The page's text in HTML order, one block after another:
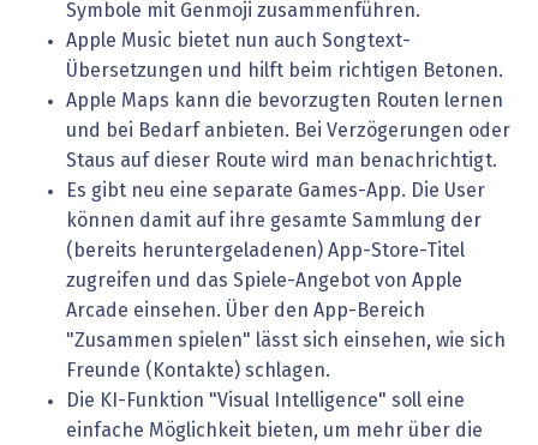
Symbole mit Genmoji zusammenführen.
Apple Music bietet nun auch Songtext-
Übersetzungen und hilft beim richtigen Betonen.
Apple Maps kann die bevorzugten Routen lernen
und bei Bedarf anbieten. Bei Verzögerungen oder
Staus auf dieser Route wird man benachrichtigt.
Es gibt neu eine separate Games-App. Die User
können damit auf ihre gesamte Sammlung der
(bereits heruntergeladenen) App-Store-Titel
zugreifen und das Spiele-Angebot von Apple
Arcade einsehen. Über den App-Bereich
"Zusammen spielen" lässt sich einsehen, wie sich
Freunde (Kontakte) schlagen.
Die KI-Funktion "Visual Intelligence" soll eine
einfache Möglichkeit bieten, um mehr über die